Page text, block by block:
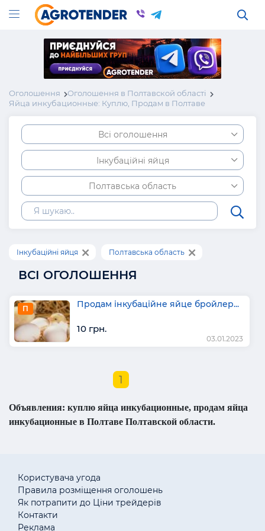
Оголошення
Оголошення в Полтавской області
Яйца инкубационные: Куплю, Продам в Полтаве
Всі оголошення
Інкубаційні яйця
Полтавська область
Інкубаційні яйця Полтавська область
ВСІ ОГОЛОШЕННЯ
П Продам інкубаційне яйце бройлер...
10 грн.
03.01.2023
1
Объявления: куплю яйца инкубационные, продам яйца
инкубационные в Полтаве Полтавской области.
Користувача угода
Правила розміщення оголошень
Як потрапити до Ціни трейдерів
Контакти
Реклама